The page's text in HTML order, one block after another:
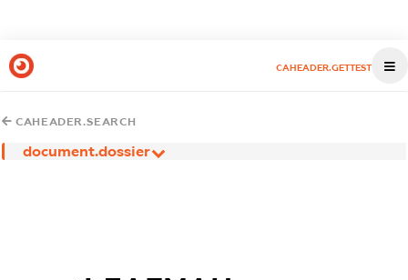
CAHEADER.GETTEST
CAHEADER.SEARCH
document.dossier